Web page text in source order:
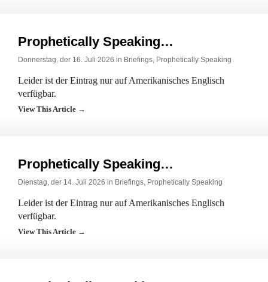
Prophetically Speaking…
Donnerstag, der 16. Juli 2026 in Briefings, Prophetically Speaking
Leider ist der Eintrag nur auf Amerikanisches Englisch
verfügbar.
View This Article →
Prophetically Speaking…
Dienstag, der 14. Juli 2026 in Briefings, Prophetically Speaking
Leider ist der Eintrag nur auf Amerikanisches Englisch
verfügbar.
View This Article →